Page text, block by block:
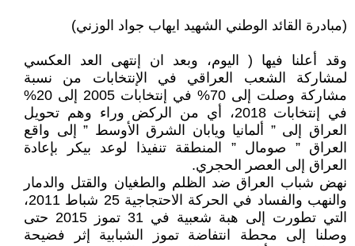
(مبادرة القائد الوطني الشهيد ايهاب جواد الوزني)
وقد أعلنا فيها ( اليوم، وبعد ان إنتهى العد العكسي
لمشاركة الشعب العراقي في الإنتخابات من نسبة
مشاركة وصلت إلى 70% في إنتخابات 2005 إلى 20%
في إنتخابات 2018، أي من الركض وراء وهم تحويل
العراق إلى ” ألمانيا ويابان الشرق الأوسط ” إلى واقع
العراق ” صومال ” المنطقة تنفيذا لوعد بيكر بإعادة
العراق إلى العصر الحجري.
نهض شباب العراق ضد الظلم والطغيان والقتل والدمار
والنهب والفساد في الحركة الاحتجاجية 25 شباط 2011،
التي تطورت إلى هبة شعبية في 31 تموز 2015 حتى
وصلنا إلى محطة انتفاضة تموز الشبابية إثر فضيحة